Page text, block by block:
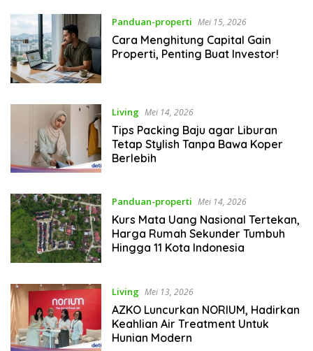
Panduan-properti Mei 15, 2026
Cara Menghitung Capital Gain
Properti, Penting Buat Investor!
Living Mei 14, 2026
Tips Packing Baju agar Liburan
Tetap Stylish Tanpa Bawa Koper
Berlebih
Panduan-properti Mei 14, 2026
Kurs Mata Uang Nasional Tertekan,
Harga Rumah Sekunder Tumbuh
Hingga 11 Kota Indonesia
Living Mei 13, 2026
AZKO Luncurkan NORIUM, Hadirkan
Keahlian Air Treatment Untuk
Hunian Modern